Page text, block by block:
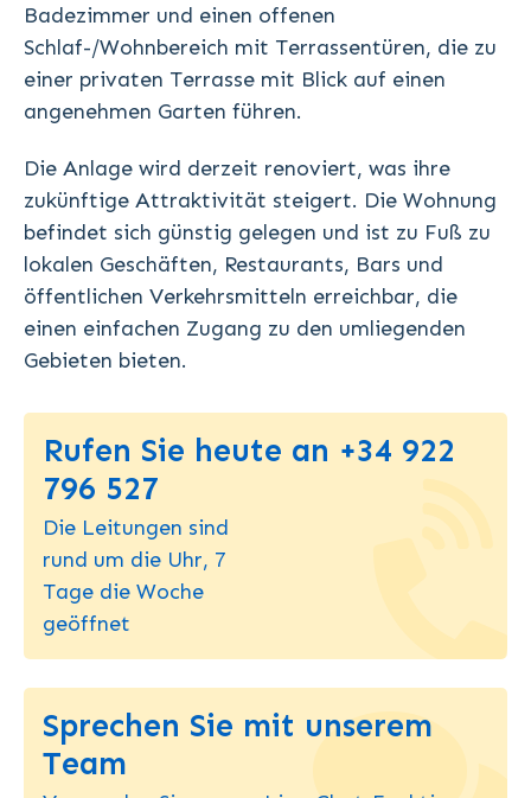
Badezimmer und einen offenen
Schlaf-/Wohnbereich mit Terrassentüren, die zu
einer privaten Terrasse mit Blick auf einen
angenehmen Garten führen.
Die Anlage wird derzeit renoviert, was ihre
zukünftige Attraktivität steigert. Die Wohnung
befindet sich günstig gelegen und ist zu Fuß zu
lokalen Geschäften, Restaurants, Bars und
öffentlichen Verkehrsmitteln erreichbar, die
einen einfachen Zugang zu den umliegenden
Gebieten bieten.
Rufen Sie heute an +34 922
796 527
Die Leitungen sind
rund um die Uhr, 7
Tage die Woche
geöffnet
Sprechen Sie mit unserem
Team